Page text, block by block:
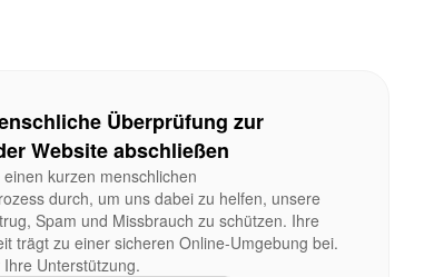
Überprüfung zur
Website abschließen
kurzen menschlichen
durch, um uns dabei zu helfen, unsere
Spam und Missbrauch zu schützen. Ihre
trägt zu einer sicheren Online-Umgebung bei.
Unterstützung.